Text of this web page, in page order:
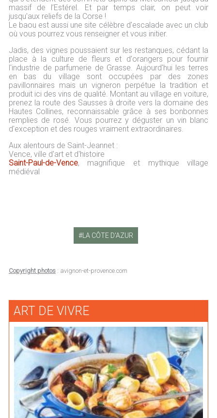
massif de l’Estérel. Et par temps clair, on peut voir
jusqu'aux reliefs de la Corse !
Le baou est aussi une site célèbre d'escalade avec un club
où vous pourrez vous renseigner et vous initier.
Jadis, des vignes poussaient sur les restanques, cédant la
place à la culture de fleurs et d'orangers pour fournir
l'industrie de parfumerie de Grasse. Aujourd'hui les terres
en bas du village sont occupées par des zones
pavillonnaires mais un vigneron perpétue la tradition et
produit ici des vins de qualité. Montant au village en voiture,
prenez la route des Sausses à droite vers la domaine des
Hautes Collines, reconnaissable grâce à ses bonbonnes
remplies de rosé. Vous pourrez y déguster un vin blanc
d'exception et des rouges vraiment extraordinaires.
Aux alentours de Saint-Jeannet :
Vence, ville d'art et d'histoire
Saint-Paul-de-Vence, magnifique et mythique village
médiéval
LA CÔTE D'AZUR
Copyright photos: avignon-et-provence.com
ART DE VIVRE